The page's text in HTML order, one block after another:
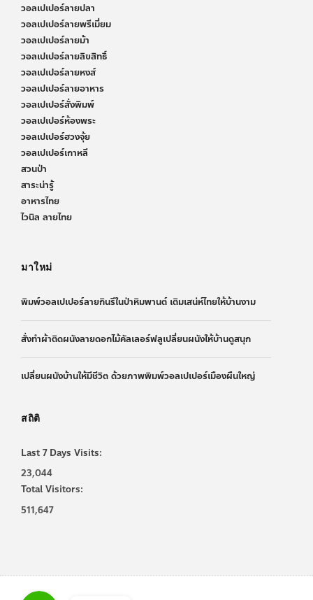
วอลเปเปอร์ลายปลา
วอลเปเปอร์ลายพรีเมี่ยม
วอลเปเปอร์ลายม้า
วอลเปเปอร์ลายลิขสิทธิ์
วอลเปเปอร์ลายหงส์
วอลเปเปอร์ลายอาหาร
วอลเปเปอร์สั่งพิมพ์
วอลเปเปอร์ห้องพระ
วอลเปเปอร์ฮวงจุ้ย
วอลเปเปอร์เกาหลี
สวนป่า
สาระน่ารู้
อาหารไทย
ไวนิล ลายไทย
มาใหม่
พิมพ์วอลเปเปอร์ลายกินรีในป่าหิมพานต์ เติมเสน่ห์ไทยให้บ้านงาม
สั่งทำผ้าติดผนังลายดอกไม้คัลเลอร์ฟลูเปลี่ยนผนังให้บ้านดูสนุก
เปลี่ยนผนังบ้านให้มีชีวิต ด้วยภาพพิมพ์วอลเปเปอร์เมืองผืนใหญ่
สถิติ
Last 7 Days Visits:
23,044
Total Visitors:
511,647
Line
Line